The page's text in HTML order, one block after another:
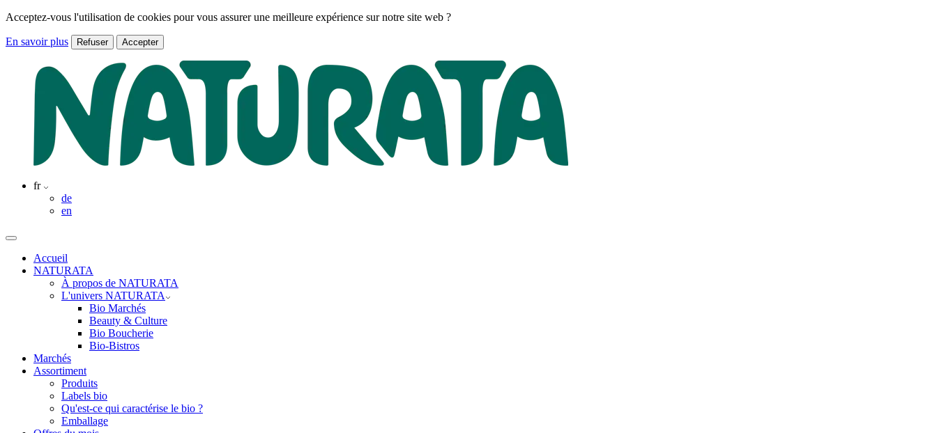
Acceptez-vous l'utilisation de cookies pour vous assurer une meilleure expérience sur notre site web ?
En savoir plus Refuser Accepter
fr
de
en
Accueil
NATURATA
À propos de NATURATA
L'univers NATURATA
Bio Marchés
Beauty & Culture
Bio Boucherie
Bio-Bistros
Marchés
Assortiment
Produits
Labels bio
Qu'est-ce qui caractérise le bio ?
Emballage